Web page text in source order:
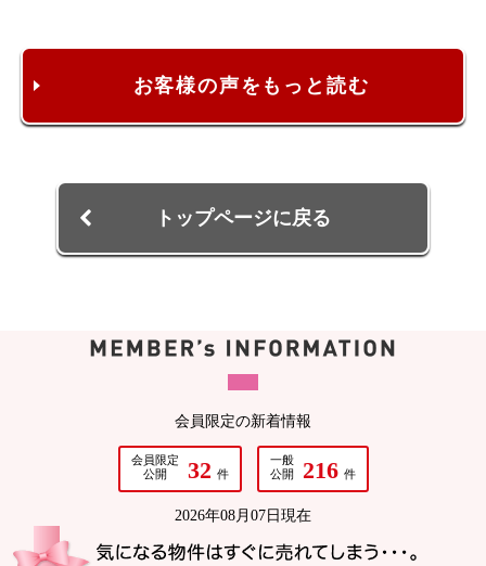
お客様の声をもっと読む
トップページに戻る
会員限定の新着情報
会員限定
公開
32 件
一般
公開
216 件
2026年08月07日現在